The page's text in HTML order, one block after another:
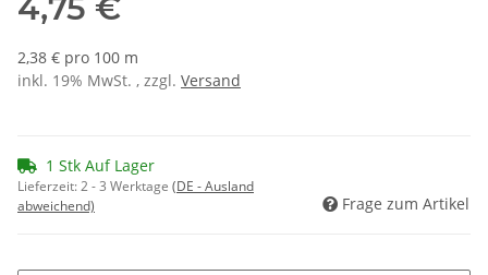
4,75 €
2,38 € pro 100 m
inkl. 19% MwSt. , zzgl. Versand
1 Stk Auf Lager
Lieferzeit:2 - 3 Werktage (DE - Ausland
abweichend)
Frage zum Artikel